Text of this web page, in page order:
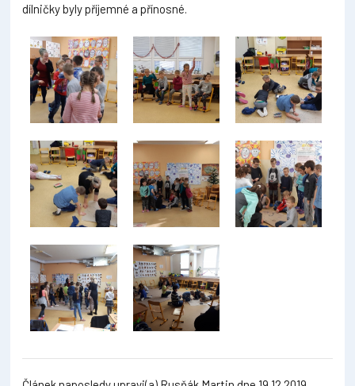
dílničky byly příjemné a přínosné.